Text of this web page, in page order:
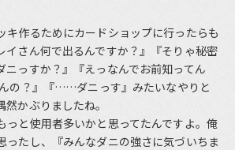
キ作るためにカードショップに行ったらも
イさん何で出るんですか？』『そりゃ秘密
ニっすか？』『えっなんでお前知ってん
の？』『……ダニっす』みたいなやりと
かぶりましたね。
っと使用者多いかと思ってたんですよ。俺
ったし、『みんなダニの強さに気づいちま